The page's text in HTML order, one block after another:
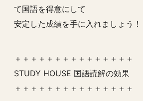
て国語を得意にして
安定した成績を手に入れましょう！
＋＋＋＋＋＋＋＋＋＋＋＋＋＋＋
STUDY HOUSE 国語読解の効果
＋＋＋＋＋＋＋＋＋＋＋＋＋＋＋